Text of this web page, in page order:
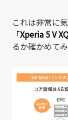
これは非常に
「Xperia 5 V
るか確かめて